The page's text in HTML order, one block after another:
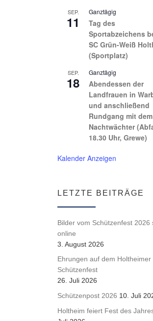
SEP.
11
Ganztägig
Tag des
Sportabzeichens
SC Grün-Weiß
(Sportplatz)
SEP.
18
Ganztägig
Abendessen der
Landfrauen in
und anschließend
Rundgang mit dem
Nachtwächter
18.30 Uhr, Grewe)
Kalender Anzeigen
LETZTE BEITRÄGE
Bilder vom Schützenfest 2026
online
3. August 2026
Ehrungen auf dem Holtheimer
Schützenfest
26. Juli 2026
Schützenpost 2026 10. Juli
Holtheim feiert Fest des